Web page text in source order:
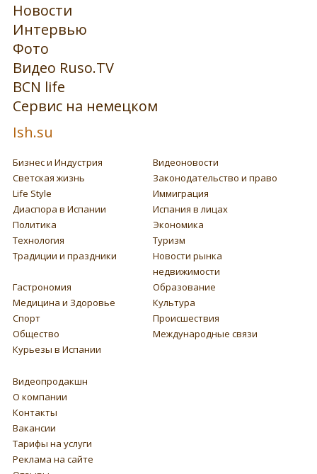
Новости
Интервью
Фото
Видео Ruso.TV
BCN life
Сервис на немецком
Ish.su
Бизнес и Индустрия
Видеоновости
Светская жизнь
Законодательство и право
Life Style
Иммиграция
Диаспора в Испании
Испания в лицах
Политика
Экономика
Технология
Туризм
Традиции и праздники
Новости рынка
недвижимости
Гастрономия
Образование
Медицина и Здоровье
Культура
Спорт
Происшествия
Общество
Международные связи
Курьезы в Испании
Видеопродакшн
О компании
Контакты
Вакансии
Тарифы на услуги
Реклама на сайте